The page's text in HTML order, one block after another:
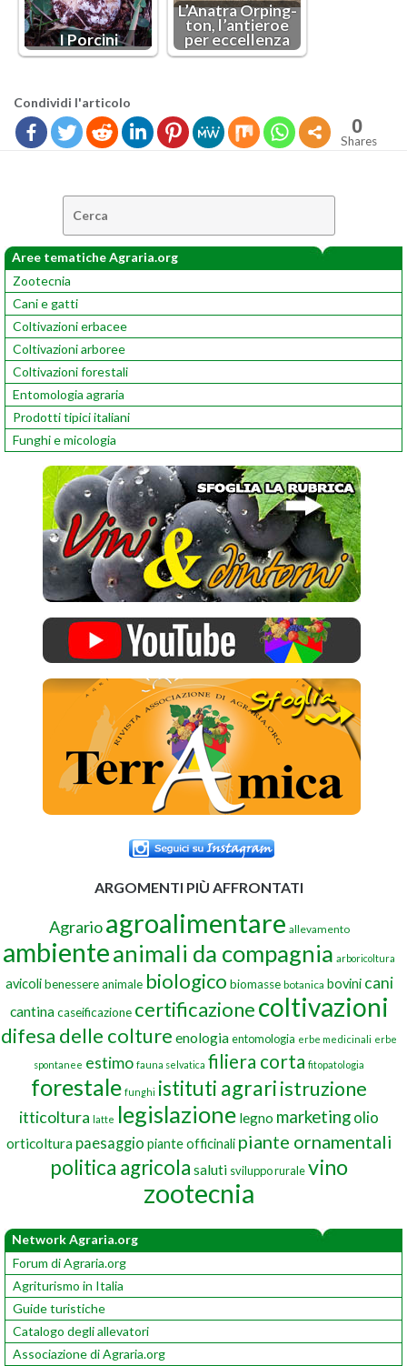
I Por­ci­ni
L’A­na­tra Or­ping­
ton, l’an­tie­roe
per ec­cel­len­za
Con­di­vi­di l'ar­ti­co­lo
0
Shares
Aree tematiche Agraria.org
Zootecnia
Cani e gatti
Coltivazioni erbacee
Coltivazioni arboree
Coltivazioni forestali
Entomologia agraria
Prodotti tipici italiani
Funghi e micologia
ARGOMENTI PIÙ AFFRONTATI
Agrario agroalimentare allevamento
ambienteanimali da compagnia arboricoltura
avicoli benessere animale biologico biomasse botanica bovini cani
cantina caseificazione certificazionecoltivazioni
difesa delle colture enologiaentomologia erbe medicinali erbe
spontanee estimo fauna selvatica filiera corta fitopatologia
forestale funghi istituti agrariistruzione
itticoltura latte legislazione legno marketingolio
orticoltura paesaggio piante officinali piante ornamentali
politica agricola saluti sviluppo ruralevino
zootecnia
Network Agraria.org
Forum di Agraria.org
Agriturismo in Italia
Guide turistiche
Catalogo degli allevatori
Associazione di Agraria.org